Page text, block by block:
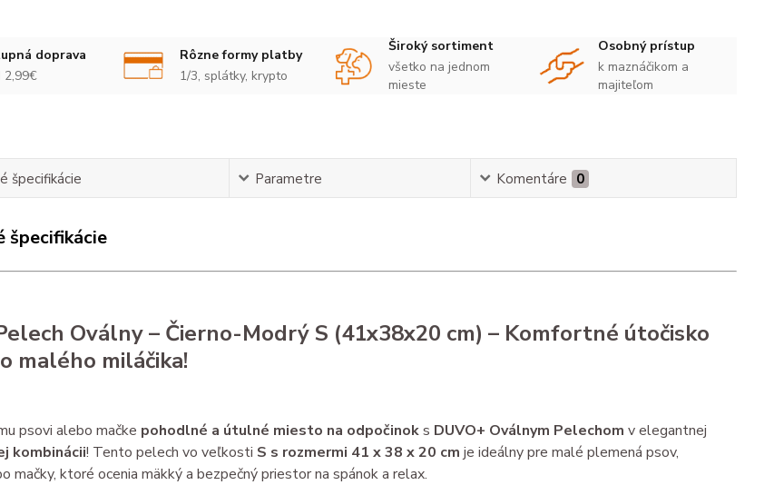
doprava
2,99€
Rôzne formy platby
1/3, splátky, krypto
Široký sortiment
všetko na jednom
mieste
Osobný prístup
k maznáčikom a
majiteľom
špecifikácie Parametre Komentáre 0
špecifikácie
Oválny – Čierno-Modrý S (41x38x20 cm) – Komfortné útočisko
malého miláčika!
psovi alebo mačke pohodlné a útulné miesto na odpočinoks DUVO+ Oválnym Pelechom v elegantnej
kombinácii! Tento pelech vo veľkosti S s rozmermi 41 x 38 x 20 cm je ideálny pre malé plemená psov,
mačky, ktoré ocenia mäkký a bezpečný priestor na spánok a relax.